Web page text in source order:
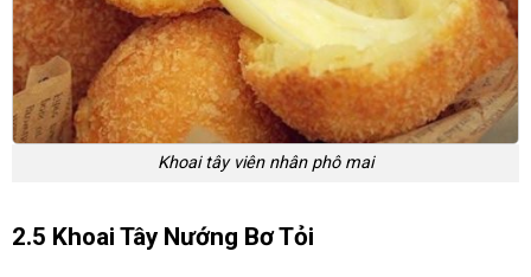
Khoai tây viên nhân phô mai
2.5 Khoai Tây Nướng Bơ Tỏi